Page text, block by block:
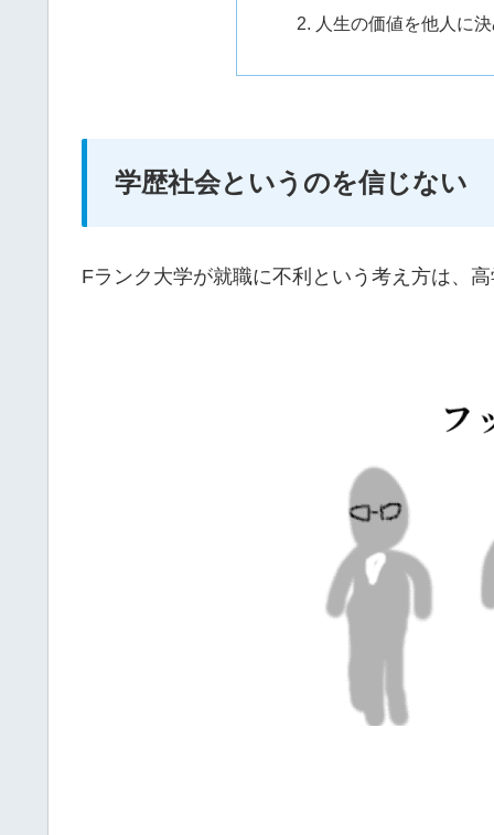
人生の価値を他人に
学歴社会というのを信じない
Fランク大学が就職に不利という考え方は、